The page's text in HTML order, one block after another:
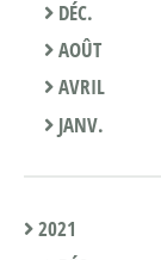
DÉC.
AOÛT
AVRIL
JANV.
2021